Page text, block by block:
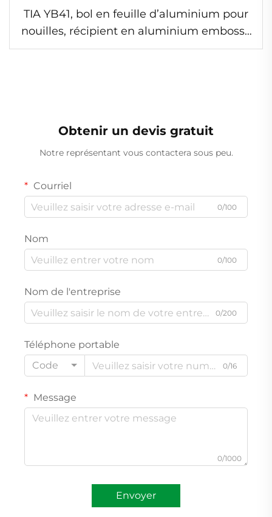
TIA YB41, bol en feuille d’aluminium pour
nouilles, récipient en aluminium embossé
empilable pour plats à emporter
Obtenir un devis gratuit
Notre représentant vous contactera sous peu.
Courriel
0/100
Nom
0/100
Nom de l'entreprise
0/200
Téléphone portable
Code
0/16
Message
0/1000
Envoyer